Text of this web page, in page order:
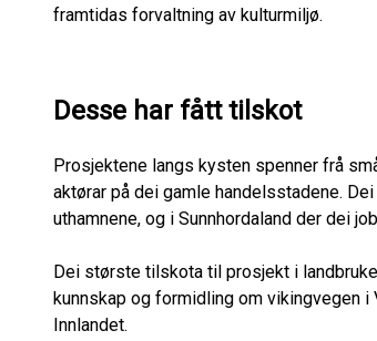
framtidas forvaltning av kulturmiljø.
Desse har fått tilskot
Prosjektene langs kysten spenner frå
aktørar på dei gamle handelsstadene.
uthamnene, og i Sunnhordaland der dei
Dei største tilskota til prosjekt i
kunnskap og formidling om vikingvegen i
Innlandet.